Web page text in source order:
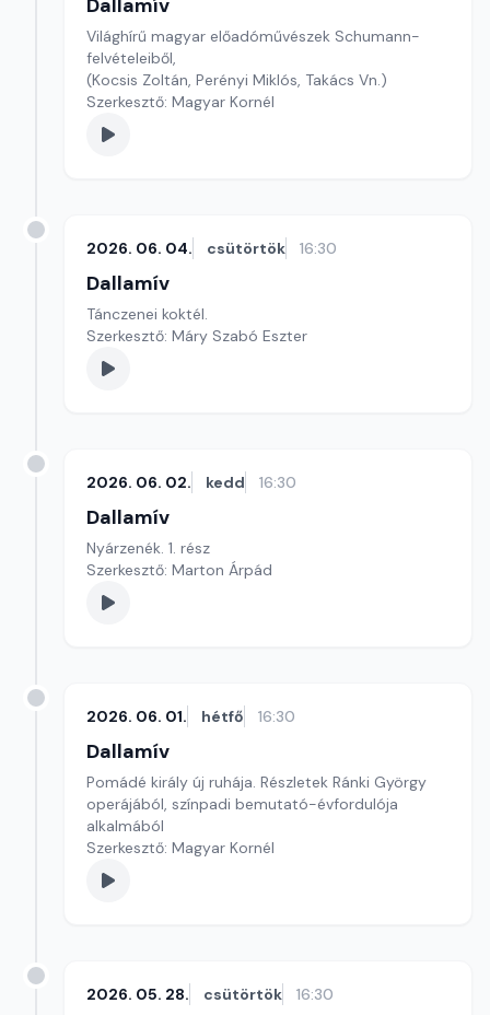
Dallamív
Világhírű magyar előadóművészek Schumann-
felvételeiből,
(Kocsis Zoltán, Perényi Miklós, Takács Vn.)
Szerkesztő: Magyar Kornél
2026. 06. 04. csütörtök 16:30
Dallamív
Tánczenei koktél.
Szerkesztő: Máry Szabó Eszter
2026. 06. 02. kedd 16:30
Dallamív
Nyárzenék. 1. rész
Szerkesztő: Marton Árpád
2026. 06. 01. hétfő 16:30
Dallamív
Pomádé király új ruhája. Részletek Ránki György
operájából, színpadi bemutató-évfordulója
alkalmából
Szerkesztő: Magyar Kornél
2026. 05. 28. csütörtök 16:30